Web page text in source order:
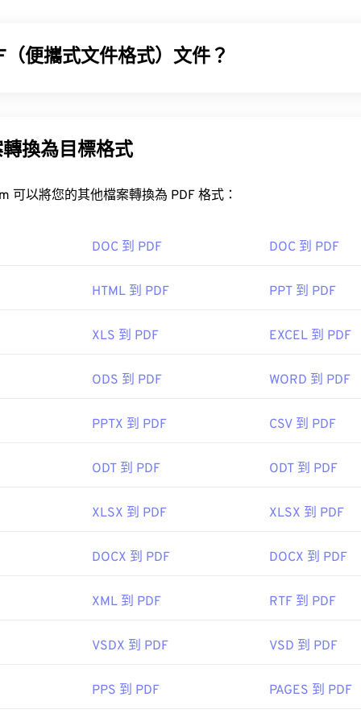
Photo Manager
JPEG (JPG)，請使用PTX to JPG 、BatchPhoto
年 9 月 18 日
（便攜式文件格式）文件？
上看起來都完全一樣。
檔案？
啟 PDF 檔案時會直接使用 Adobe Acrobat Reader 。 Adobe
，如 Chrome 和 Firefox，都能直接開啟 PDF 檔案。你可能需
SumatraPDF或
wiki/Portable_Document_Format
換為目標格式
FreeConvert.com 可以將您的其他檔案轉換為 PDF 格式：
DOC 到 PDF DOC 到 PDF
HTML 到 PDF PPT 到 PDF
XLS 到 PDF EXCEL 到 PDF
ODS 到 PDF WORD 到 PDF
PPTX 到 PDF CSV 到 PDF
ODT 到 PDF ODT 到 PDF
XLSX 到 PDF XLSX 到 PDF
DOCX 到 PDF DOCX 到 PDF
XML 到 PDF RTF 到 PDF
VSDX 到 PDF VSD 到 PDF
PPS 到 PDF PAGES 到 PDF